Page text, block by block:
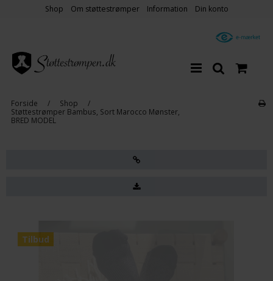
Shop Om støttestrømper Information Din konto
Forside / Shop
/
Støttestrømper Bambus, Sort Marocco Mønster,
BRED MODEL
Tilbud